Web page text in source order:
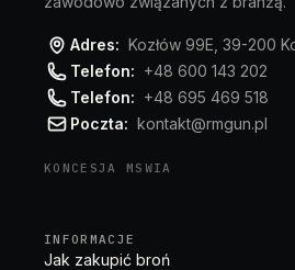
Adres: Kozłów 99E, 39-200
Telefon: +48 600 143 202
Telefon: +48 695 469 518
Poczta: kontakt@rmgun.pl
KONCESJA MSWIA
INFORMACJE
Jak zakupić broń